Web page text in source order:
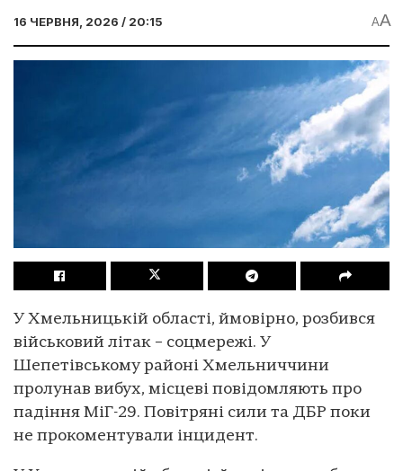
16 ЧЕРВНЯ, 2026 / 20:15 AA
У Хмельницькій області, ймовірно, розбився
військовий літак – соцмережі. У
Шепетівському районі Хмельниччини
пролунав вибух, місцеві повідомляють про
падіння МіГ-29. Повітряні сили та ДБР поки
не прокоментували інцидент.